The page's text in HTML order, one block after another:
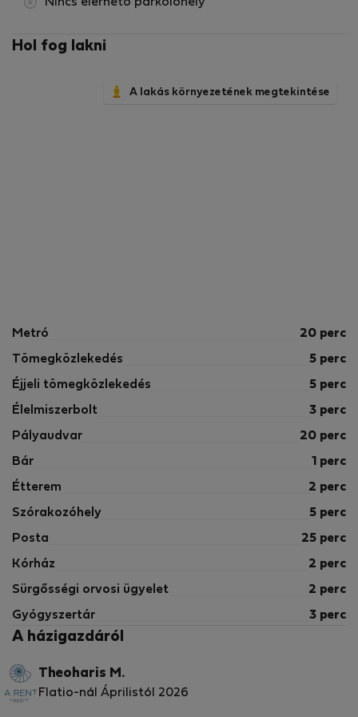
amely változatos választékot kínál hangulatos
is, hogy a lakástól csupán néhány perc sétára található
Nincs elérhető parkolóhely
Hol fog lakni
A lakás környezetének megtekintése
Metró 20 perc
Tömegközlekedés 5 perc
Éjjeli tömegközlekedés 5 perc
Élelmiszerbolt 3 perc
Pályaudvar 20 perc
Bár 1 perc
Étterem 2 perc
Szórakozóhely 5 perc
Posta 25 perc
Kórház 2 perc
Sürgősségi orvosi ügyelet 2 perc
Gyógyszertár 3 perc
A házigazdáról
Theoharis M.
Flatio-nál Áprilistól 2026